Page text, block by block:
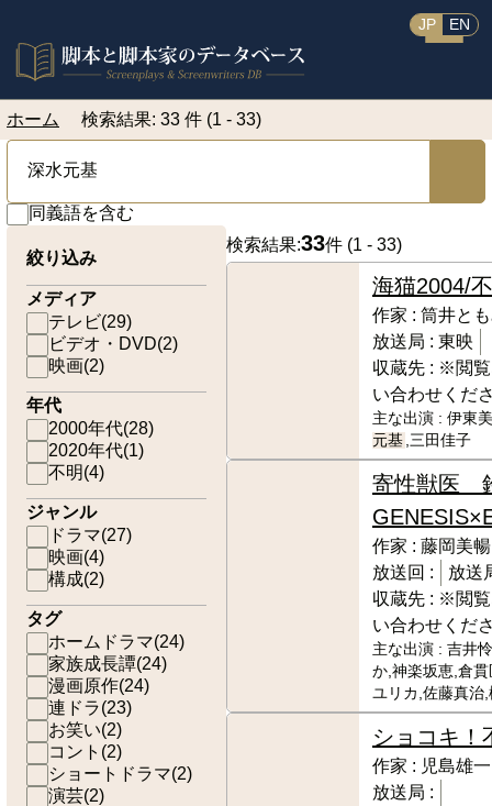
JP EN
ホーム 検索結果: 33 件 (1 - 33)
同義語を含む
絞り込み
メディア
テレビ(29)
ビデオ・DVD(2)
映画(2)
年代
2000年代(28)
2020年代(1)
不明(4)
ジャンル
ドラマ(27)
映画(4)
構成(2)
タグ
ホームドラマ(24)
家族成長譚(24)
漫画原作(24)
連ドラ(23)
お笑い(2)
コント (2)
ショートドラマ(2)
演芸(2)
検索結果:33件 (1 - 33)
海猫2004/
作家 : 筒井と
放送局 : 東映
収蔵先 : ※閲覧
い合わせくだ
主な出演 : 伊東
元基 ,三田佳子
寄性獣医
作家 : 藤岡美
放送回 :
放送
収蔵先 : ※閲覧
い合わせくだ
主な出演 : 吉井
か,神楽坂恵,倉貫
ユリカ,佐藤真治
ショコキ！
作家 : 児島雄一
放送局 :